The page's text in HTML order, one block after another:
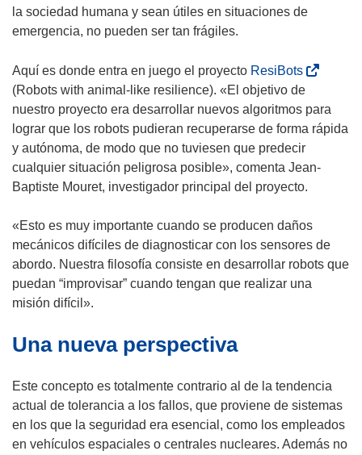
la sociedad humana y sean útiles en situaciones de
emergencia, no pueden ser tan frágiles.
Aquí es donde entra en juego el proyecto ResiBots(
s
e
a
b
r
i
á
e
n
u
a
(Robots with animal-like resilience). «El objetivo de
nuestro proyecto era desarrollar nuevos algoritmos para
lograr que los robots pudieran recuperarse de forma rápida
y autónoma, de modo que no tuviesen que predecir
cualquier situación peligrosa posible», comenta Jean-
Baptiste Mouret, investigador principal del proyecto.
«Esto es muy importante cuando se producen daños
mecánicos difíciles de diagnosticar con los sensores de
abordo. Nuestra filosofía consiste en desarrollar robots que
puedan “improvisar” cuando tengan que realizar una
misión difícil».
Una nueva perspectiva
Este concepto es totalmente contrario al de la tendencia
actual de tolerancia a los fallos, que proviene de sistemas
en los que la seguridad era esencial, como los empleados
en vehículos espaciales o centrales nucleares. Además no